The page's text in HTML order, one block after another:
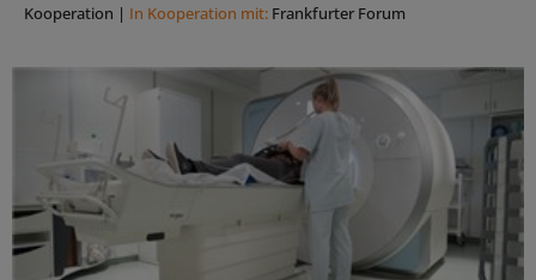
Kooperation | In Kooperation mit: Frankfurter Forum